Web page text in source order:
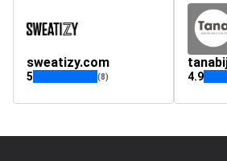
sweatizy.com
5 (8) 4.9